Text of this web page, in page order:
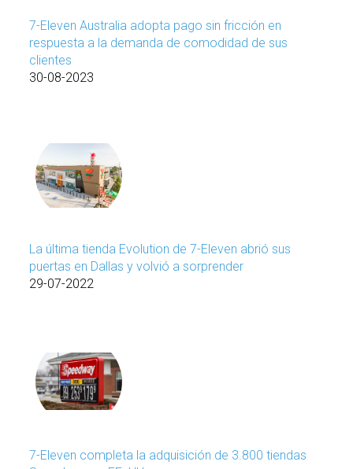
7-Eleven Australia adopta pago sin fricción en
respuesta a la demanda de comodidad de sus
clientes
30-08-2023
La última tienda Evolution de 7-Eleven abrió sus
puertas en Dallas y volvió a sorprender
29-07-2022
7-Eleven completa la adquisición de 3.800 tiendas